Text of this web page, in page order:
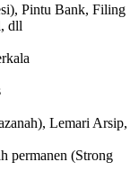
Pintu Bank, Filing
dll
Lemari Arsip,
permanen (Strong